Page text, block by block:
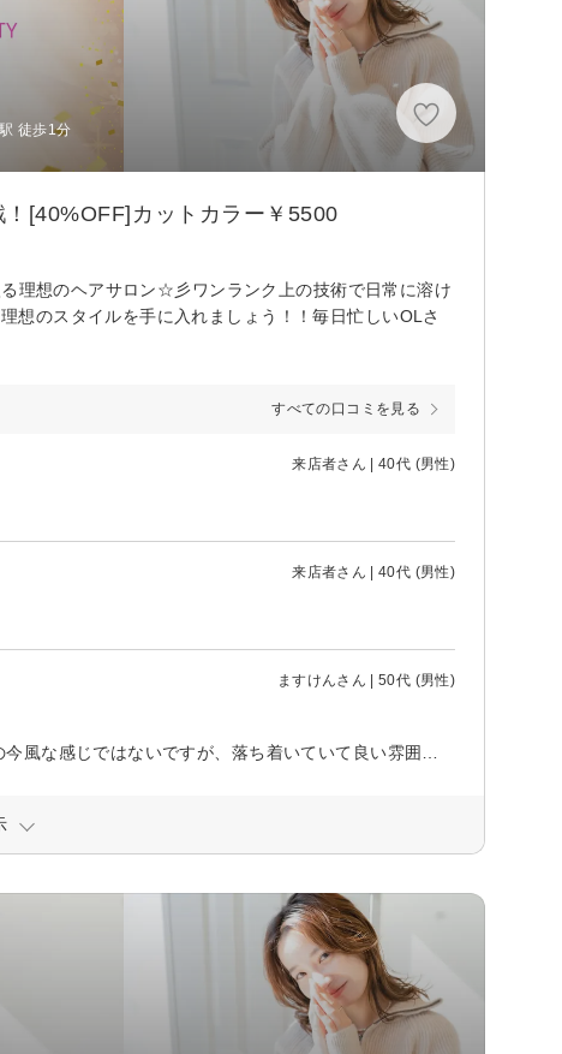
徒歩1分
[40%OFF]カットカラー￥5500
理想のヘアサロン☆彡ワンランク上の技術で日常に溶け
想のスタイルを手に入れましょう！！毎日忙しいOLさ
すべての口コミを見る
来店者さん | 40代 (男性)
来店者さん | 40代 (男性)
ますけんさん | 50代 (男性)